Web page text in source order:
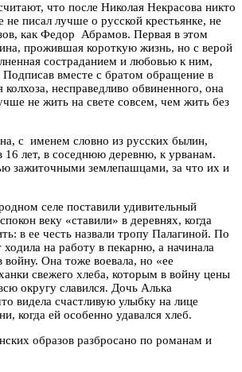
что после Николая Некрасова никто
не писал лучше о русской крестьянке, не
как Федор Абрамов. Первая в этом
прожившая короткую жизнь, но с верой
состраданием и любовью к ним,
Подписав вместе с братом обращение в
колхоза, несправедливо обвиненного, она
не жить на свете совсем, чем жить без
с именем словно из русских былин,
16 лет, в соседнюю деревню, к урванам.
зажиточными землепашцами, за что их и
селе поставили удивительный
веку «ставили» в деревнях, когда
в ее честь назвали тропу Палагиной. По
на работу в пекарню, а начинала
войну. Она тоже воевала, но «ее
свежего хлеба, которым в войну цены
округу славился. Дочь Алька
видела счастливую улыбку на лице
когда ей особенно удавался хлеб.
образов разбросано по романам и